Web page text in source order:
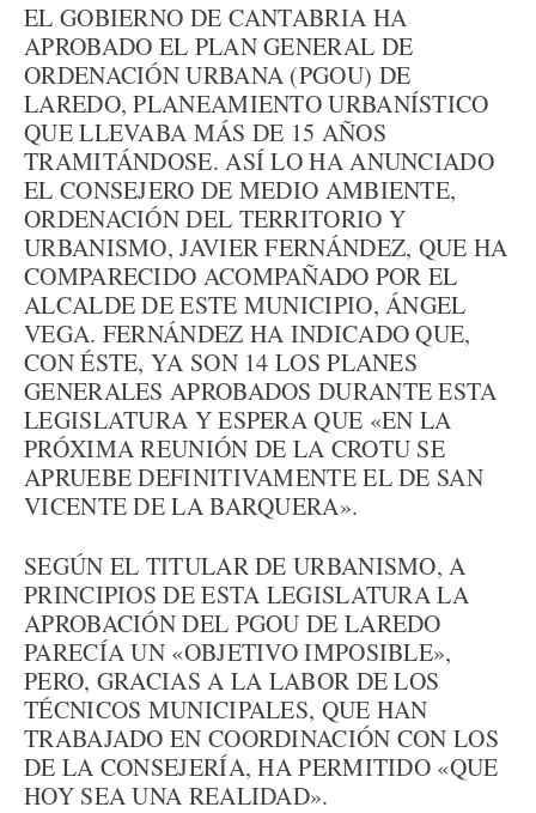
EL GOBIERNO DE CANTABRIA HA
APROBADO EL PLAN GENERAL DE
ORDENACIÓN URBANA (PGOU) DE
LAREDO, PLANEAMIENTO URBANÍSTICO
QUE LLEVABA MÁS DE 15 AÑOS
TRAMITÁNDOSE. ASÍ LO HA ANUNCIADO
EL CONSEJERO DE MEDIO AMBIENTE,
ORDENACIÓN DEL TERRITORIO Y
URBANISMO, JAVIER FERNÁNDEZ, QUE HA
COMPARECIDO ACOMPAÑADO POR EL
ALCALDE DE ESTE MUNICIPIO, ÁNGEL
VEGA. FERNÁNDEZ HA INDICADO QUE,
CON ÉSTE, YA SON 14 LOS PLANES
GENERALES APROBADOS DURANTE ESTA
LEGISLATURA Y ESPERA QUE «EN LA
PRÓXIMA REUNIÓN DE LA CROTU SE
APRUEBE DEFINITIVAMENTE EL DE SAN
VICENTE DE LA BARQUERA».
SEGÚN EL TITULAR DE URBANISMO, A
PRINCIPIOS DE ESTA LEGISLATURA LA
APROBACIÓN DEL PGOU DE LAREDO
PARECÍA UN «OBJETIVO IMPOSIBLE»,
PERO, GRACIAS A LA LABOR DE LOS
TÉCNICOS MUNICIPALES, QUE HAN
TRABAJADO EN COORDINACIÓN CON LOS
DE LA CONSEJERÍA, HA PERMITIDO «QUE
HOY SEA UNA REALIDAD».